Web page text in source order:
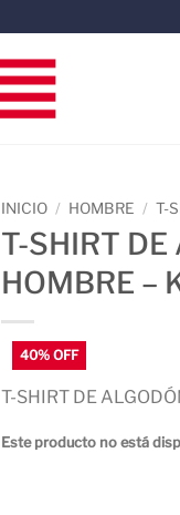
INICIO / HOMBRE / T-
T-SHIRT
HOMBRE –
T-SHIRT DE
Este producto no está